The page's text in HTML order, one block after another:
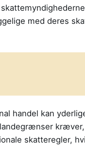
med deres
handel kan
skatteregler,